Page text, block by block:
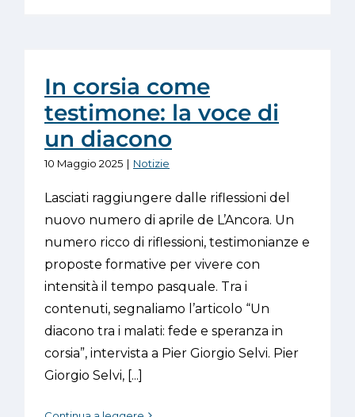
In corsia come
testimone: la voce di
un diacono
10 Maggio 2025 | Notizie
Lasciati raggiungere dalle riflessioni del
nuovo numero di aprile de L’Ancora. Un
numero ricco di riflessioni, testimonianze e
proposte formative per vivere con
intensità il tempo pasquale. Tra i
contenuti, segnaliamo l’articolo “Un
diacono tra i malati: fede e speranza in
corsia”, intervista a Pier Giorgio Selvi. Pier
Giorgio Selvi, [...]